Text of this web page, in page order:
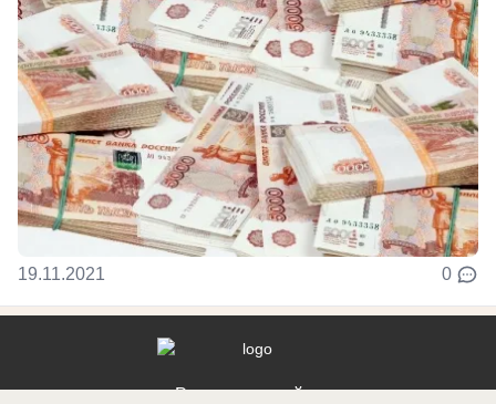
19.11.2021 0
Реклама на сайте